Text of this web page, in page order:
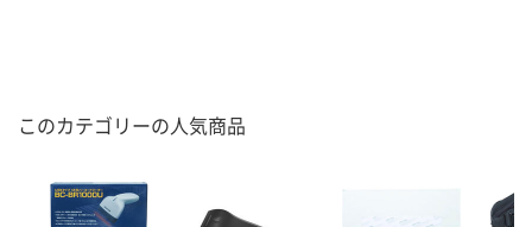
このカテゴリーの人気商品